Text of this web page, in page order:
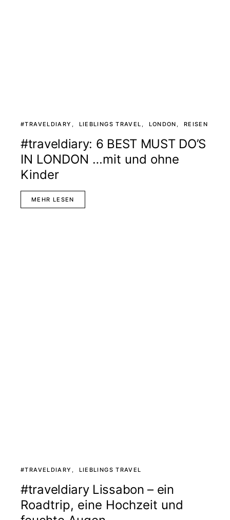
#TRAVELDIARY LIEBLINGS TRAVEL LONDON REISEN
#traveldiary: 6 BEST MUST DO’S
IN LONDON …mit und ohne
Kinder
MEHR LESEN
#TRAVELDIARY LIEBLINGS TRAVEL
#traveldiary Lissabon – ein
Roadtrip, eine Hochzeit und